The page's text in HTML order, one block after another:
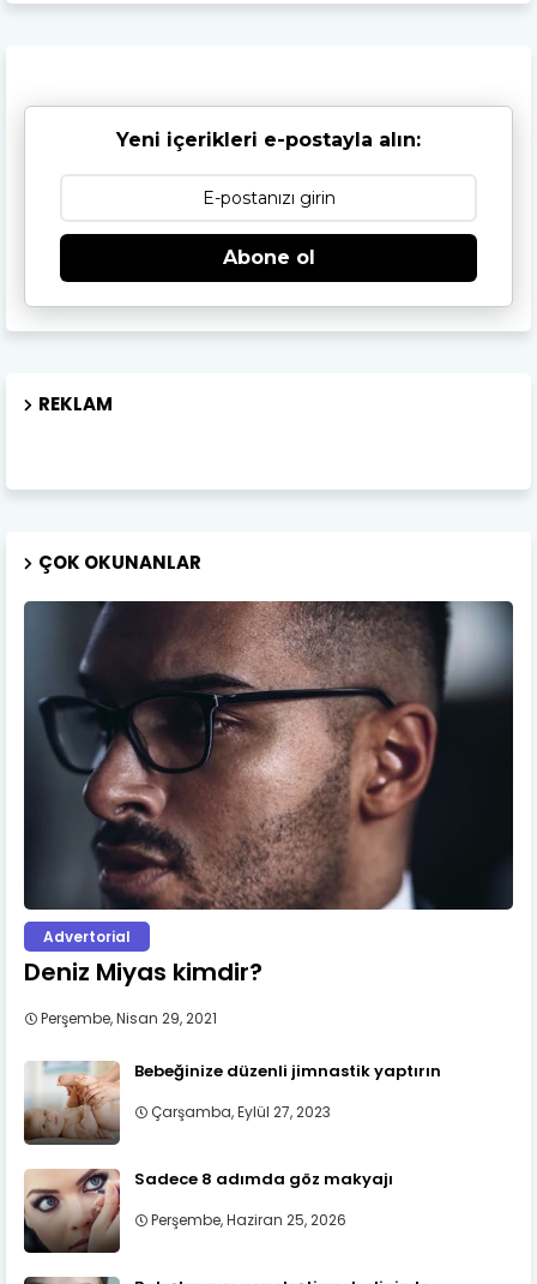
Yeni içerikleri e-postayla alın:
Abone ol
REKLAM
ÇOK OKUNANLAR
Advertorial
Deniz Miyas kimdir?
Perşembe, Nisan 29, 2021
Bebeğinize düzenli jimnastik yaptırın
Çarşamba, Eylül 27, 2023
Sadece 8 adımda göz makyajı
Perşembe, Haziran 25, 2026